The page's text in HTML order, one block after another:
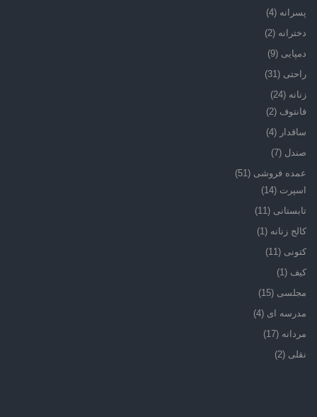
پسرانه (4)
دخترانه (2)
دمپایی (9)
راحتی (31)
زنانه (24)
فانتوف (2)
ساقدار (4)
صندل (7)
عمده فروشی (51)
اسپرت (14)
تابستانی (11)
کالج زنانه (1)
کتونی (11)
کیف (1)
مجلسی (15)
مدرسه ای (4)
مردانه (17)
نقلی (2)